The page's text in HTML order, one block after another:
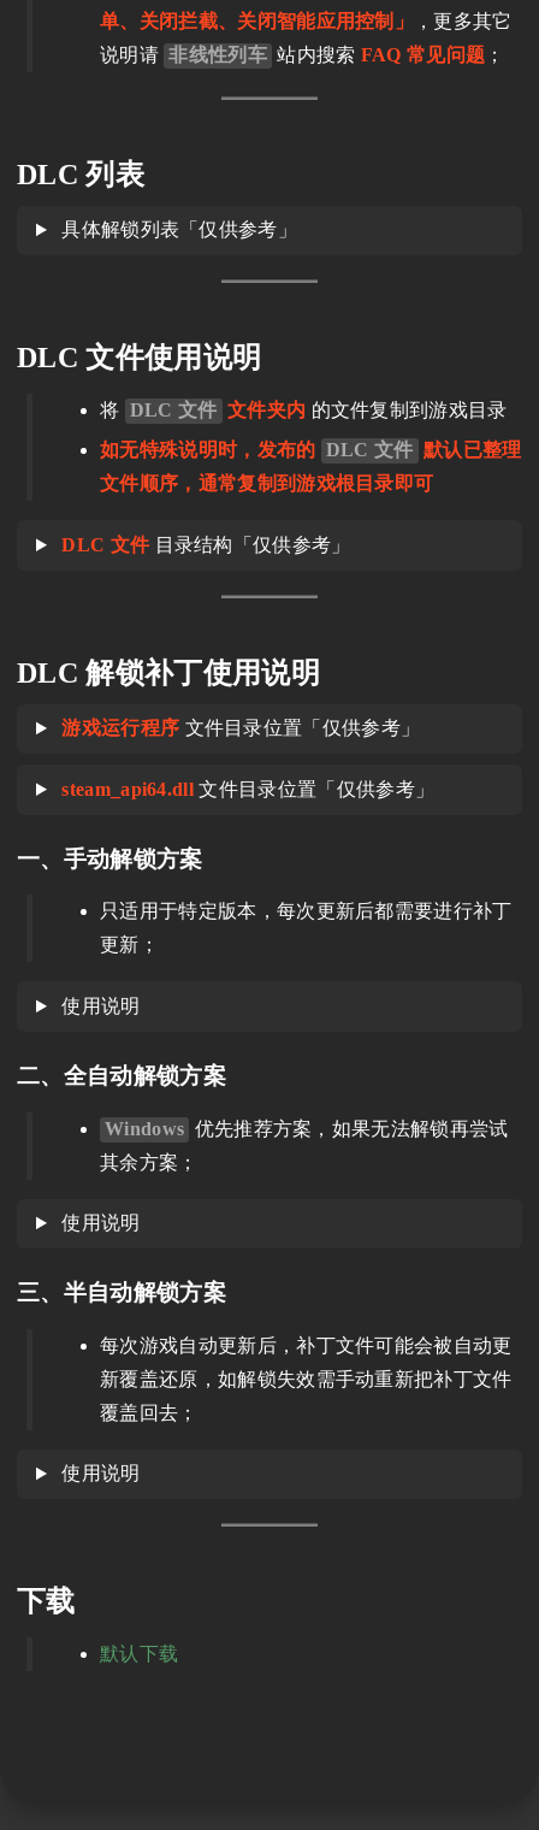
单、关闭拦截、关闭智能应用控制」
，更多其它
说明请 非线性列车 站内搜索 FAQ 常见问题 ；
DLC 列表
具体解锁列表「仅供参考」
DLC 文件使用说明
将 DLC 文件 文件夹内 的文件复制到游戏目录
如无特殊说明时，发布的 DLC 文件 默认已整理
文件顺序，通常复制到游戏根目录即可
DLC 文件目录结构「仅供参考」
DLC 解锁补丁使用说明
游戏运行程序 文件目录位置「仅供参考」
steam_api64.dll 文件目录位置「仅供参考」
一、手动解锁方案
只适用于特定版本，每次更新后都需要进行补丁
更新；
使用说明
二、全自动解锁方案
Windows 优先推荐方案，如果无法解锁再尝试
其余方案；
使用说明
三、半自动解锁方案
每次游戏自动更新后，补丁文件可能会被自动更
新覆盖还原，如解锁失效需手动重新把补丁文件
覆盖回去；
使用说明
下载
默认下载